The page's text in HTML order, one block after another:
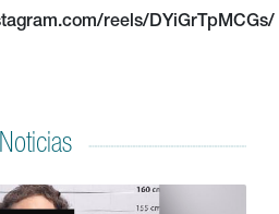
reels/DYiGrTpMCGs/
Noticias